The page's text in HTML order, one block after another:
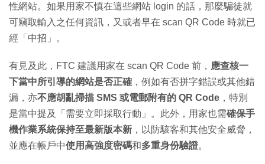
性網站。如果用家不慎在這些網站 login 的話，那麼騙徒就
可竊取輸入之任何資訊，又或者早在 scan QR Code 時就已
經「中招」。
有見及此，FTC 建議用家在 scan QR Code 前， 應查核一
下當中所引導的網站是否正確 ，例如有否拼字錯誤或其他錯
漏，亦不應胡亂掃描 SMS 或電郵附有的 QR Code ，特別
是當中提及「需要立即採取行動」。此外，用家也需確保手
機作業系統保持至最新版本新 ，以防駭客和其他安全威脅，
並應在帳戶中使用高強度密碼和多重身份驗證。